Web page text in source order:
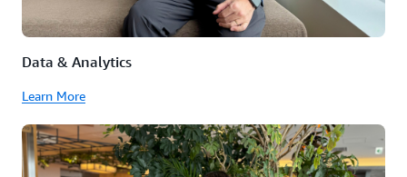
Data & Analytics
Learn More